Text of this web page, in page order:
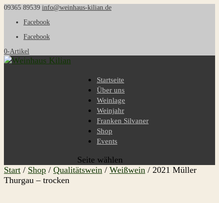
09365 89539 info@weinhaus-kilian.de
Facebook
Facebook
0-Artikel
Startseite
Über uns
Weinlage
Weinjahr
Franken Silvaner
Shop
Events
Seite wählen
Start / Shop / Qualitätswein / Weißwein / 2021 Müller
Thurgau – trocken